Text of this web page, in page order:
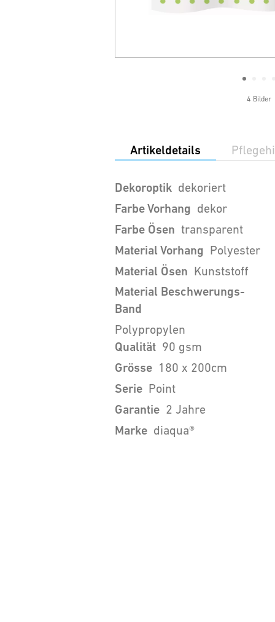
4 Bilder
Artikeldetails
Dekoroptik dekoriert
Farbe Vorhang dekor
Farbe Ösen transparent
Material Vorhang Polyester
Material Ösen Kunststoff
Material Beschwerungs-
Band
Polypropylen
Qualität 90 gsm
Grösse 180 x 200cm
Serie Point
Garantie 2 Jahre
Marke diaqua®